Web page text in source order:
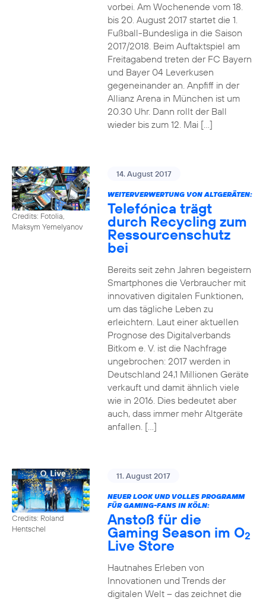
vorbei. Am Wochenende vom 18.
bis 20. August 2017 startet die 1.
Fußball-Bundesliga in die Saison
2017/2018. Beim Auftaktspiel am
Freitagabend treten der FC Bayern
und Bayer 04 Leverkusen
gegeneinander an. Anpfiff in der
Allianz Arena in München ist um
20.30 Uhr. Dann rollt der Ball
wieder bis zum 12. Mai […]
Credits: Fotolia,
Maksym Yemelyanov
14. August 2017
WEITERVERWERTUNG VON ALTGERÄTEN:
Telefónica trägt
durch Recycling zum
Ressourcenschutz
bei
Bereits seit zehn Jahren begeistern
Smartphones die Verbraucher mit
innovativen digitalen Funktionen,
um das tägliche Leben zu
erleichtern. Laut einer aktuellen
Prognose des Digitalverbands
Bitkom e. V. ist die Nachfrage
ungebrochen: 2017 werden in
Deutschland 24,1 Millionen Geräte
verkauft und damit ähnlich viele
wie in 2016. Dies bedeutet aber
auch, dass immer mehr Altgeräte
anfallen. […]
Credits: Roland
Hentschel
11. August 2017
NEUER LOOK UND VOLLES PROGRAMM
FÜR GAMING-FANS IN KÖLN:
Anstoß für die
Gaming Season im O2
Live Store
Hautnahes Erleben von
Innovationen und Trends der
digitalen Welt – das zeichnet die